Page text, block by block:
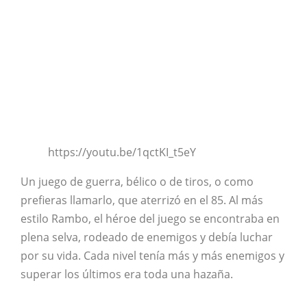
https://youtu.be/1qctKI_t5eY
Un juego de guerra, bélico o de tiros, o como
prefieras llamarlo, que aterrizó en el 85. Al más
estilo Rambo, el héroe del juego se encontraba en
plena selva, rodeado de enemigos y debía luchar
por su vida. Cada nivel tenía más y más enemigos y
superar los últimos era toda una hazaña.